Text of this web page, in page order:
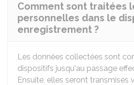
Comment sont traitées
personnelles dans le
enregistrement ?
Les données collectées sont
dispositifs jusqu'au passage
Ensuite, elles seront transmises